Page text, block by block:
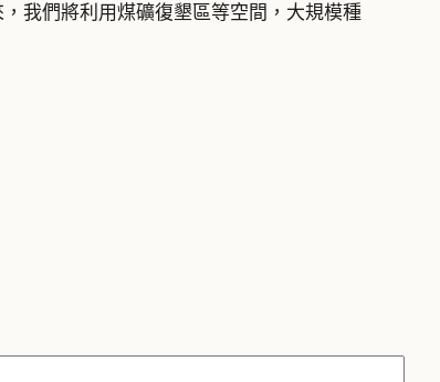
我們將利用煤礦復墾區等空間，大規模種